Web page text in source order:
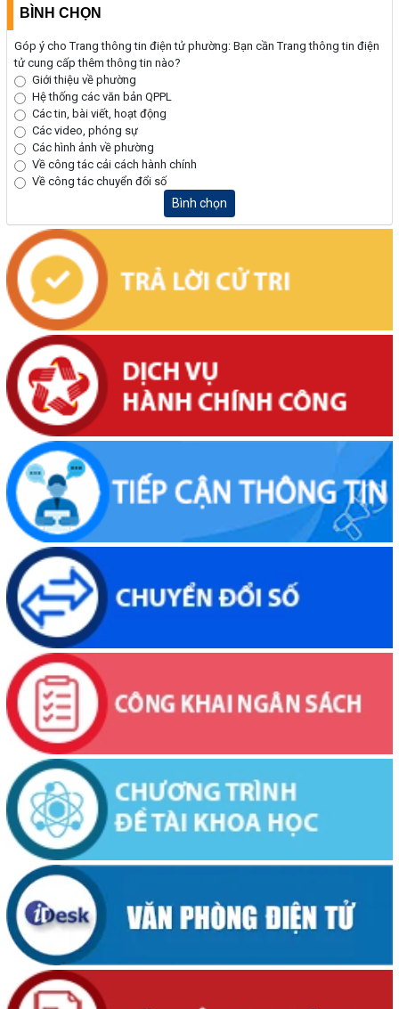
BÌNH CHỌN
Góp ý cho Trang thông tin điện tử phường: Bạn cần Trang thông tin điện
tử cung cấp thêm thông tin nào?
Giới thiệu về phường
Hệ thống các văn bản QPPL
Các tin, bài viết, hoạt động
Các video, phóng sự
Các hình ảnh về phường
Về công tác cải cách hành chính
Về công tác chuyển đổi số
Bình chọn